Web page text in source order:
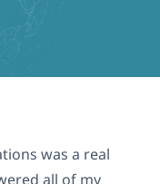
was a real